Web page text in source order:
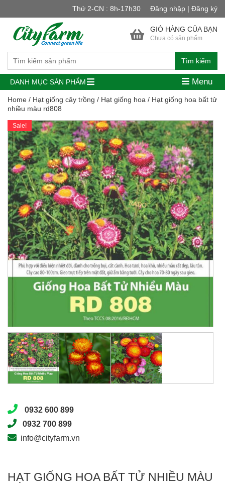
Thứ 2-CN : 8h-17h30 Đăng nhập | Đăng ký
Tìm kiếm
GIỎ HÀNG CỦA BẠN
Chưa có sản phẩm
DANH MỤC SẢN PHẨM Menu
Home / Hạt giống cây trồng / Hạt giống hoa / Hạt giống hoa bất tử
nhiều màu rd808
Sale!
0932 600 899
0932 700 899
info@cityfarm.vn
HẠT GIỐNG HOA BẤT TỬ NHIỀU MÀU